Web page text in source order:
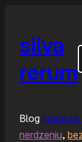
silva
rerum
Blog Łukasza
nerdzeniu,